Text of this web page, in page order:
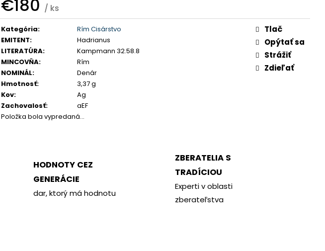
€180 / ks
Jednotková
cena:
Kategória:
Rím Cisárstvo
EMITENT:
Hadrianus
LITERATÚRA:
Kampmann 32.58.8
MINCOVŇA:
Rím
NOMINÁL:
Denár
Hmotnosť:
3,37 g
Kov:
Ag
Zachovalosť:
aEF
Položka bola vypredaná…
Tlač
Opýtať sa
Strážiť
Zdieľať
HODNOTY CEZ
GENERÁCIE
dar, ktorý má hodnotu
ZBERATELIA S
TRADÍCIOU
Experti v oblasti
zberateľstva
€400